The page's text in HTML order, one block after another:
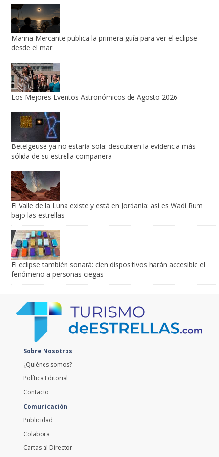
Marina Mercante publica la primera guía para ver el eclipse
Los Mejores Eventos Astronómicos de Agosto 2026
Betelgeuse ya no estaría sola: descubren la evidencia más
sólida de su estrella compañera
El Valle de la Luna existe y está en Jordania: así es Wadi Rum
bajo las estrellas
El eclipse también sonará: cien dispositivos harán accesible el
fenómeno a personas ciegas
¿Quiénes somos?